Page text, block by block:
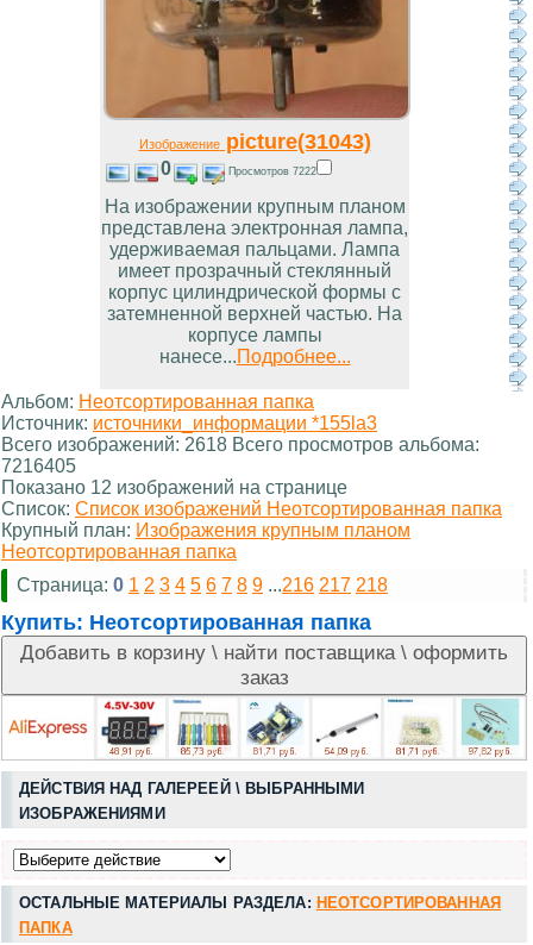
Изображениеpicture(31043)
0 Просмотров 7222
На изображении крупным планом
представлена электронная лампа,
удерживаемая пальцами. Лампа
имеет прозрачный стеклянный
корпус цилиндрической формы с
затемненной верхней частью. На
корпусе лампы
нанесе...Подробнее...
Альбом: Неотсортированная папка
Источник: источники_информации *155la3
Всего изображений: 2618 Всего просмотров альбома:
7216405
Показано 12 изображений на странице
Список: Список изображений Неотсортированная папка
Крупный план: Изображения крупным планом
Неотсортированная папка
Страница: 0 1 2 3 4 5 6 7 8 9 ...216 217 218
Купить: Неотсортированная папка
ДЕЙСТВИЯ НАД ГАЛЕРЕЕЙ \ ВЫБРАННЫМИ
ИЗОБРАЖЕНИЯМИ
ОСТАЛЬНЫЕ МАТЕРИАЛЫ РАЗДЕЛА: НЕОТСОРТИРОВАННАЯ
ПАПКА